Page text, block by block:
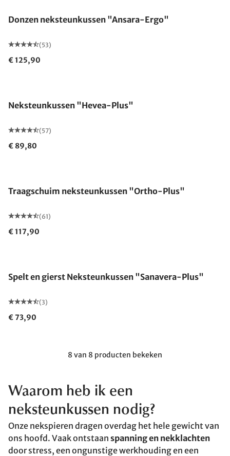
Donzen neksteunkussen "Ansara-Ergo"
(53)
€ 125,90
Neksteunkussen "Hevea-Plus"
(57)
€ 89,80
Traagschuim neksteunkussen "Ortho-Plus"
(61)
€ 117,90
Spelt en gierst Neksteunkussen "Sanavera-Plus"
(3)
€ 73,90
8 van 8 producten bekeken
Waarom heb ik een
neksteunkussen nodig?
Onze nekspieren dragen overdag het hele gewicht van
ons hoofd. Vaak ontstaan spanning en nekklachten
door stress, een ongunstige werkhouding en een